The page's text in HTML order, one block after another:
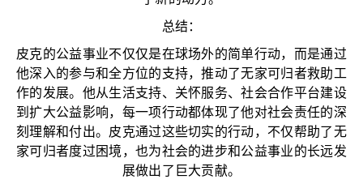
总结：
皮克的公益事业不仅仅是在球场外的简单行动，而是通过
他深入的参与和全方位的支持，推动了无家可归者救助工
作的发展。他从生活支持、关怀服务、社会合作平台建设
到扩大公益影响，每一项行动都体现了他对社会责任的深
刻理解和付出。皮克通过这些切实的行动，不仅帮助了无
家可归者度过困境，也为社会的进步和公益事业的长远发
展做出了巨大贡献。